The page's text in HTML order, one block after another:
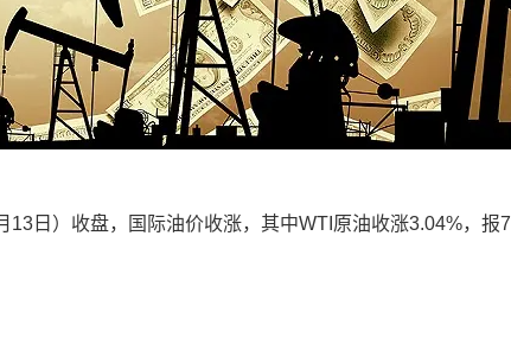
日）收盘，国际油价收涨，其中WTI原油收涨3.04%，报